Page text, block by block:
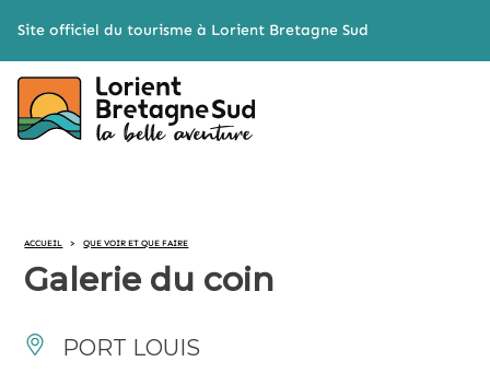
Site officiel du tourisme à Lorient Bretagne Sud
ACCUEIL > QUE VOIR ET QUE FAIRE
Galerie du coin
PORT LOUIS